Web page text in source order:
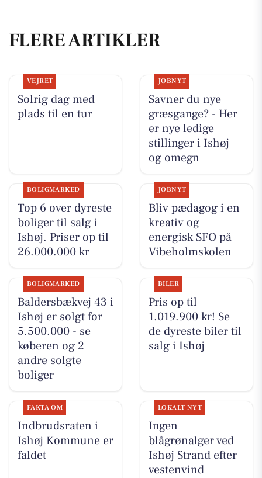
FLERE ARTIKLER
VEJRET
Solrig dag med
plads til en tur
JOBNYT
Savner du nye
græsgange? - Her
er nye ledige
stillinger i Ishøj
og omegn
BOLIGMARKED
Top 6 over dyreste
boliger til salg i
Ishøj. Priser op til
26.000.000 kr
JOBNYT
Bliv pædagog i en
kreativ og
energisk SFO på
Vibeholmskolen
BOLIGMARKED
Baldersbækvej 43 i
Ishøj er solgt for
5.500.000 - se
køberen og 2
andre solgte
boliger
BILER
Pris op til
1.019.900 kr! Se
de dyreste biler til
salg i Ishøj
FAKTA OM
Indbrudsraten i
Ishøj Kommune er
faldet
LOKALT NYT
Ingen
blågrønalger ved
Ishøj Strand efter
vestenvind